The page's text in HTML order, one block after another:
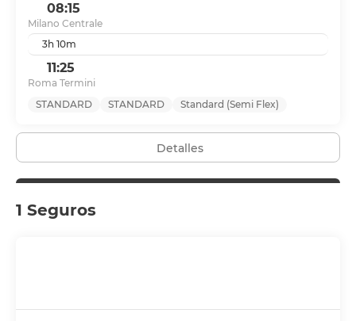
08:15
Milano Centrale
3h 10m
11:25
Roma Termini
STANDARD
STANDARD Standard (Semi Flex)
Detalles
1 Seguros